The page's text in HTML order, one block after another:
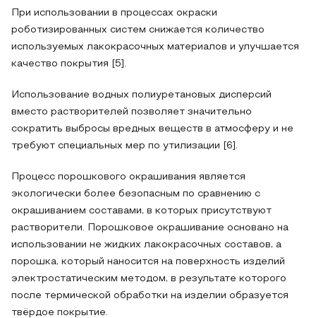
При использовании в процессах окраски
роботизированных систем снижается количество
используемых лакокрасочных материалов и улучшается
качество покрытия [5].
Использование водных полиуретановых дисперсий
вместо растворителей позволяет значительно
сократить выбросы вредных веществ в атмосферу и не
требуют специальных мер по утилизации [6].
Процесс порошкового окрашивания является
экологически более безопасным по сравнению с
окрашиванием составами, в которых присутствуют
растворители. Порошковое окрашивание основано на
использовании не жидких лакокрасочных составов, а
порошка, который наносится на поверхность изделий
электростатическим методом, в результате которого
после термической обработки на изделии образуется
твёрдое покрытие.